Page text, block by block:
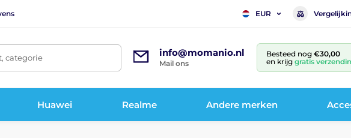
EUR
categorie info@momanio.nl
Mail ons
Besteed nog €30,00
en krijg gratis
Huawei Realme Andere merken